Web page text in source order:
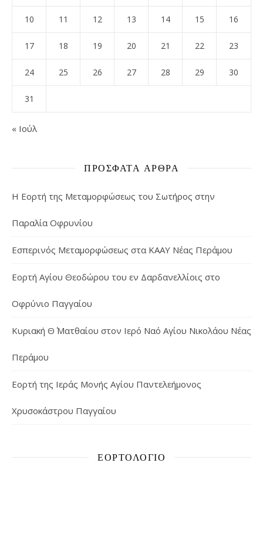
10 11 12 13 14 15 16
17 18 19 20 21 22 23
24 25 26 27 28 29 30
31
« Ιούλ
ΠΡΌΣΦΑΤΑ ΆΡΘΡΑ
Η Εορτή της Μεταμορφώσεως του Σωτήρος στην
Παραλία Οφρυνίου
Εσπερινός Μεταμορφώσεως στα ΚΑΑΥ Νέας Περάμου
Εορτή Αγίου Θεοδώρου του εν Δαρδανελλίοις στο
Οφρύνιο Παγγαίου
Κυριακή Θ΄ Ματθαίου στον Ιερό Ναό Αγίου Νικολάου Νέας
Περάμου
Εορτή της Ιεράς Μονής Αγίου Παντελεήμονος
Χρυσοκάστρου Παγγαίου
ΕΟΡΤΟΛΌΓΙΟ